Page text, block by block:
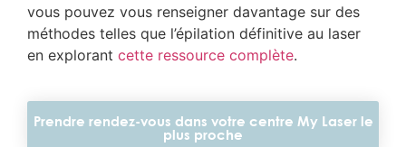
vous pouvez vous renseigner davantage sur des
méthodes telles que l’épilation définitive au laser
en explorant cette ressource complète.
Prendre rendez-vous dans votre centre My Laser le
plus proche